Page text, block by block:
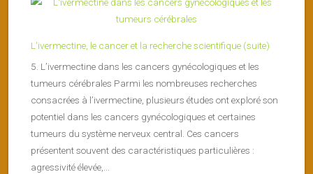
L’ivermectine, le cancer et la recherche scientifique (suite)
5. L’ivermectine dans les cancers gynécologiques et les
tumeurs cérébrales Parmi les nombreuses recherches
consacrées à l’ivermectine, plusieurs études ont exploré son
potentiel dans les cancers gynécologiques et certaines
tumeurs du système nerveux central. Ces cancers
présentent souvent des caractéristiques particulières :
agressivité élevée,...